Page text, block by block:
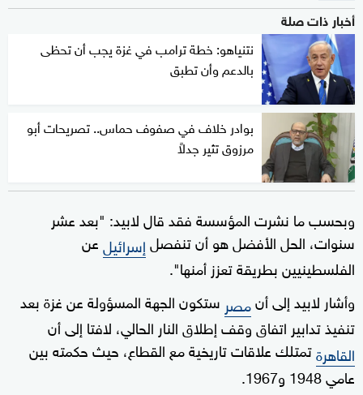
أخبار ذات صلة
نتنياهو: خطة ترامب في غزة يجب أن تحظى
بالدعم وأن تطبق
بوادر خلاف في صفوف حماس.. تصريحات أبو
مرزوق تثير جدلاً
وبحسب ما نشرت المؤسسة فقد قال لابيد: "بعد عشر
سنوات، الحل الأفضل هو أن تنفصلإسرائيلعن
الفلسطينيين بطريقة تعزز أمنها".
وأشار لابيد إلى أنمصر ستكون الجهة المسؤولة عن غزة بعد
تنفيذ تدابير اتفاق وقف إطلاق النار الحالي، لافتا إلى أن
القاهرةتمتلك علاقات تاريخية مع القطاع، حيث حكمته بين
عامي 1948 و1967.